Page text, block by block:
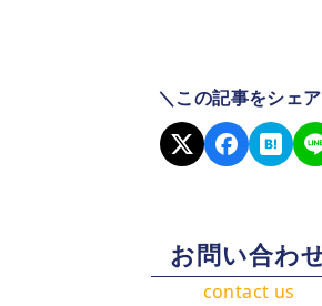
＼この記事をシェ
お問い合わ